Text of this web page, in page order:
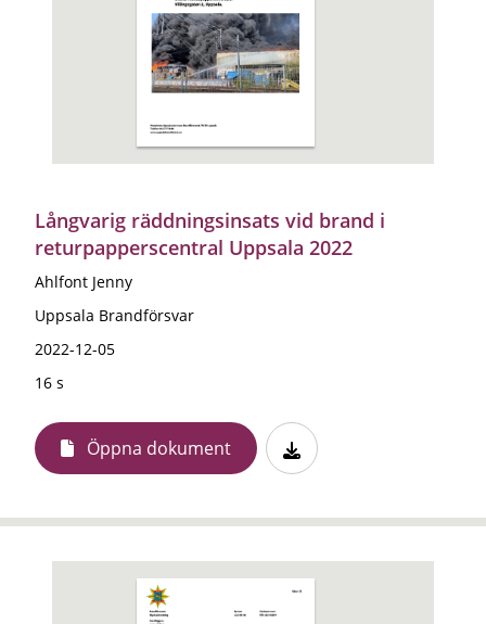
Långvarig räddningsinsats vid brand i
returpapperscentral Uppsala 2022
Ahlfont Jenny
Uppsala Brandförsvar
2022-12-05
16 s
Öppna dokument